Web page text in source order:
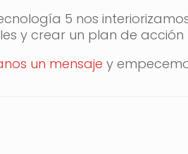
5 nos
y crear un plan de
un mensaje y